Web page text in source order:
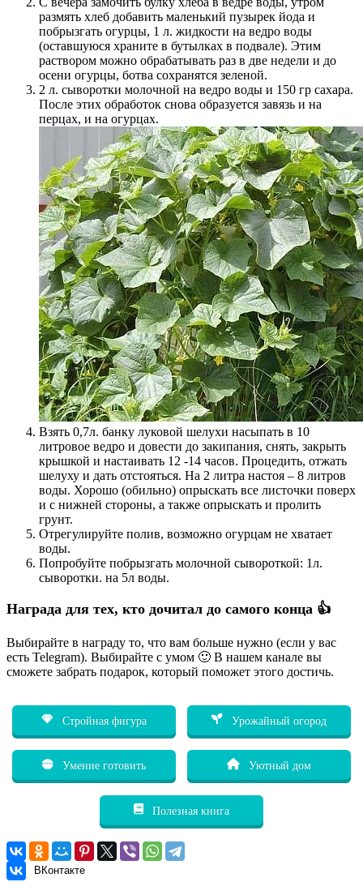
размять хлеб добавить маленький пузырек йода и
побрызгать огурцы, 1 л. жидкости на ведро воды
(оставшуюся храните в бутылках в подвале). Этим
раствором можно обрабатывать раз в две недели и до
осени огурцы, ботва сохранятся зеленой.
2 л. сыворотки молочной на ведро воды и 150 гр сахара.
После этих обработок снова образуется завязь и на
перцах, и на огурцах.
Взять 0,7л. банку луковой шелухи насыпать в 10
литровое ведро и довести до закипания, снять, закрыть
крышкой и настаивать 12 -14 часов. Процедить, отжать
шелуху и дать отстояться. На 2 литра настоя – 8 литров
воды. Хорошо (обильно) опрыскать все листочки поверх
и с нижней стороны, а также опрыскать и пролить
грунт.
Отрегулируйте полив, возможно огурцам не хватает
воды.
Попробуйте побрызгать молочной сывороткой: 1л.
сыворотки. на 5л воды.
Награда для тех, кто дочитал до самого конца 👍
Выбирайте в награду то, что вам больше нужно (если у вас
есть Telegram). Выбирайте с умом 🙂 В нашем канале вы
сможете забрать подарок, который поможет этого достичь.
Стройная фигура Урожайный огород
Умение готовить Уютный дом
Полезная книга
ВКонтакте